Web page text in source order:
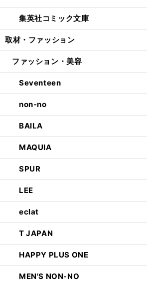
集英社コミック文庫
取材・ファッション
ファッション・美容
Seventeen
non-no
BAILA
MAQUIA
SPUR
LEE
eclat
T JAPAN
HAPPY PLUS ONE
MEN'S NON-NO